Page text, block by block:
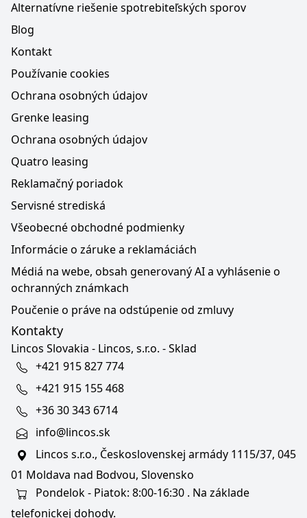
Alternatívne riešenie spotrebiteľských sporov
Blog
Kontakt
Používanie cookies
Ochrana osobných údajov
Grenke leasing
Ochrana osobných údajov
Quatro leasing
Reklamačný poriadok
Servisné strediská
Všeobecné obchodné podmienky
Informácie o záruke a reklamáciách
Médiá na webe, obsah generovaný AI a vyhlásenie o
ochranných známkach
Poučenie o práve na odstúpenie od zmluvy
Kontakty
Lincos Slovakia - Lincos, s.r.o. - Sklad
+421 915 827 774
+421 915 155 468
+36 30 343 6714
info@lincos.sk
Lincos s.r.o., Československej armády 1115/37, 045
01 Moldava nad Bodvou, Slovensko
Pondelok - Piatok: 8:00-16:30 . Na základe
telefonickej dohody.